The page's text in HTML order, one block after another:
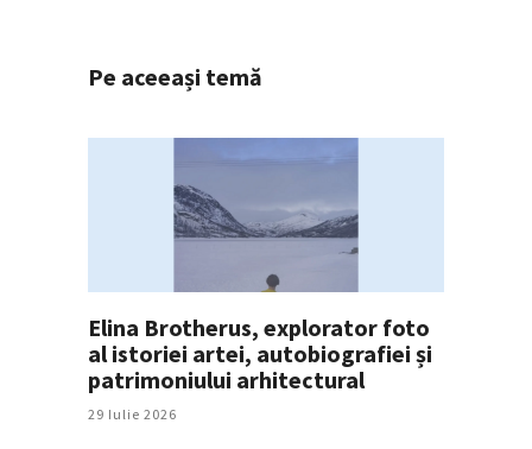
Pe aceeași temă
Elina Brotherus, explorator foto
al istoriei artei, autobiografiei și
patrimoniului arhitectural
29 Iulie 2026